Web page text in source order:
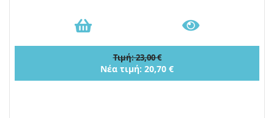
Τιμή: 23,00 €
Νέα τιμή: 20,70 €